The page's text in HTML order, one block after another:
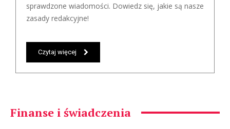
sprawdzone wiadomości. Dowiedz się, jakie są nasze
zasady redakcyjne!
Czytaj więcej
Finanse i świadczenia